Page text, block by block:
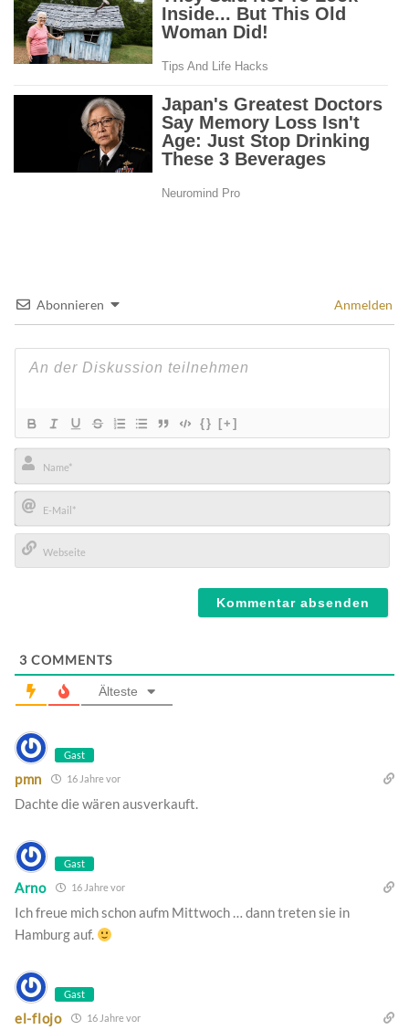
Abonnieren Anmelden
{} [+]
Name*
E-
Mail*
3 COMMENTS
Älteste
Gast
pmn 16 Jahre vor
Dachte die wären ausverkauft.
Gast
Arno 16 Jahre vor
Ich freue mich schon aufm Mittwoch … dann treten sie in
Hamburg auf.
Gast
el-flojo 16 Jahre vor